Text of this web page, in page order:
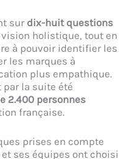
sur dix-huit questions
holistique, tout en
à pouvoir identifier les
les marques à
plus empathique.
la suite été
2.400 personnes
française.
prises en compte
ses équipes ont choisi